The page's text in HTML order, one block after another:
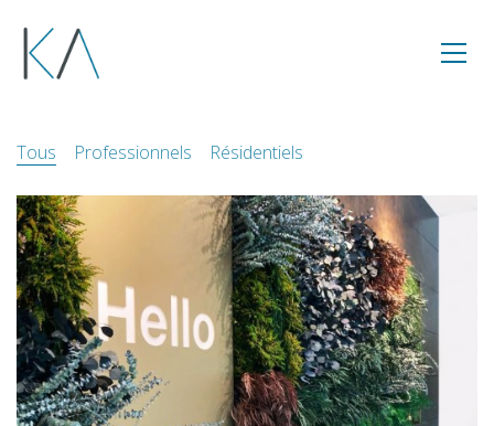
Tous Professionnels Résidentiels